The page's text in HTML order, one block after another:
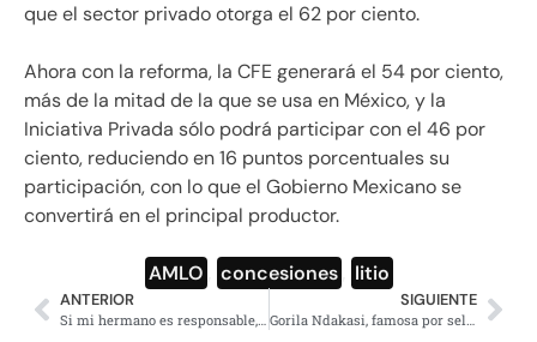
que el sector privado otorga el 62 por ciento.
Ahora con la reforma, la CFE generará el 54 por ciento,
más de la mitad de la que se usa en México, y la
Iniciativa Privada sólo podrá participar con el 46 por
ciento, reduciendo en 16 puntos porcentuales su
participación, con lo que el Gobierno Mexicano se
convertirá en el principal productor.
AMLO concesiones litio
ANTERIOR
Si mi hermano es responsable, que sea castigado: AMLO
SIGUIENTE
Gorila Ndakasi, famosa por selfie que se viralizó, murió en brazos de su cuidador